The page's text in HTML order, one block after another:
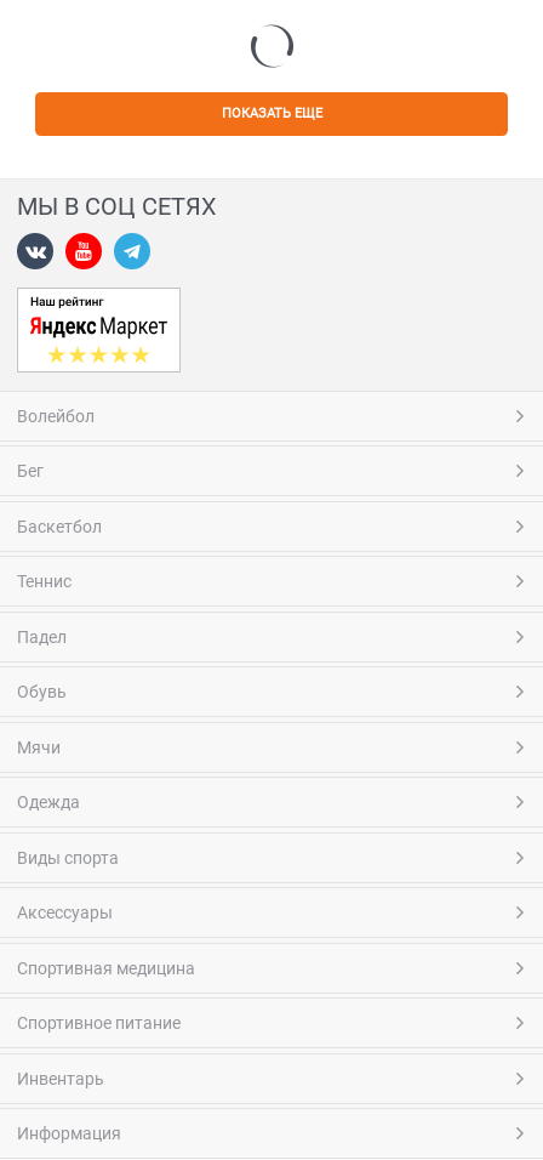
ПОКАЗАТЬ ЕЩЕ
МЫ В СОЦ СЕТЯХ
Волейбол
Бег
Баскетбол
Теннис
Падел
Обувь
Мячи
Одежда
Виды спорта
Аксессуары
Спортивная медицина
Спортивное питание
Инвентарь
Информация